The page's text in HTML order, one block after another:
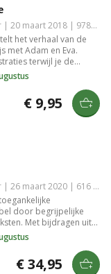
Nederlands | Hardcover | 20 maart 2018 | 9789089121301
het verhaal van de
met Adam en Eva.
terwijl je de
ontdekt. Maar pas
en alles
en visueel aantrekkelijke
€ 9,95
Nederlands | Hardcover | 26 maart 2020 | 616 pagina's | Bijbel in Gewone Taal | 9789089121233
door begrijpelijke
Met bijdragen uit
profetieën, inclusief het
christenen. Rijk
€ 34,95